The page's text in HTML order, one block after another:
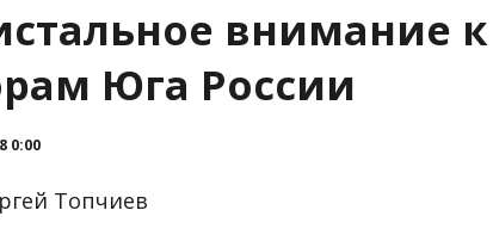
внимание к
Юга России
0:00
Топчиев